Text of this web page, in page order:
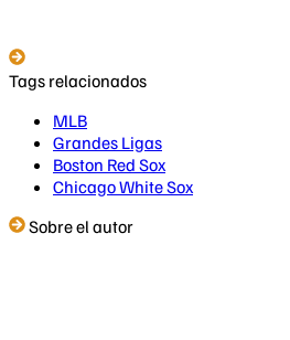
Tags relacionados
MLB
Grandes Ligas
Boston Red Sox
Chicago White Sox
Sobre el autor